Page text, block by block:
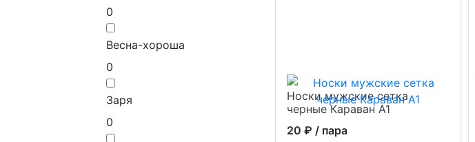
0
Весна-хороша
0
Заря
0
Носки мужские сетка
черные Караван А1
20 ₽ / пара